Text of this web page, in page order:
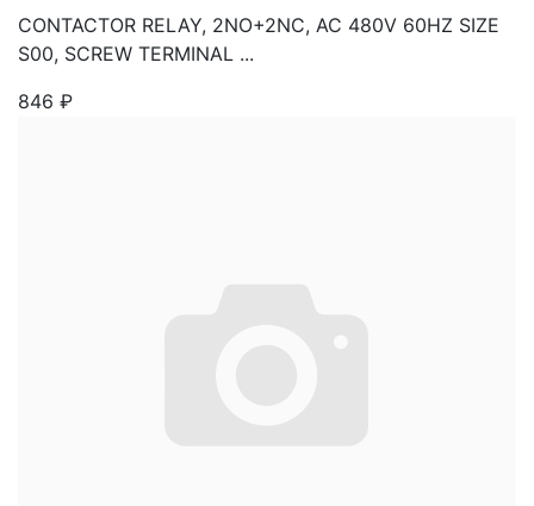
CONTACTOR RELAY, 2NO+2NC, AC 480V 60HZ SIZE
S00, SCREW TERMINAL ...
846 ₽